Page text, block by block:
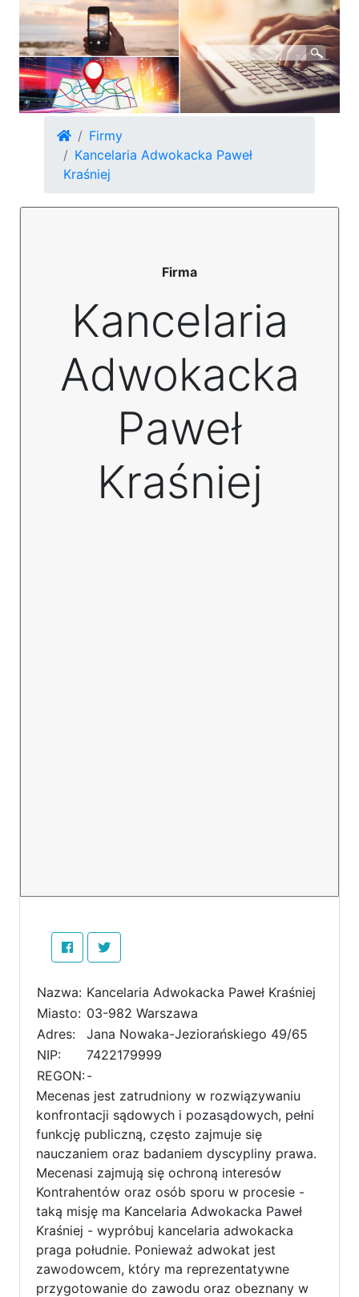
Firmy
Kancelaria Adwokacka Paweł
Kraśniej
Firma
Kancelaria
Adwokacka
Paweł
Kraśniej
Nazwa: Kancelaria Adwokacka Paweł Kraśniej
Miasto: 03-982 Warszawa
Adres:
Jana Nowaka-Jeziorańskiego 49/65
NIP:
7422179999
REGON:-
Mecenas jest zatrudniony w rozwiązywaniu
konfrontacji sądowych i pozasądowych, pełni
funkcję publiczną, często zajmuje się
nauczaniem oraz badaniem dyscypliny prawa.
Mecenasi zajmują się ochroną interesów
Kontrahentów oraz osób sporu w procesie -
taką misję ma Kancelaria Adwokacka Paweł
Kraśniej - wypróbuj kancelaria adwokacka
praga południe. Ponieważ adwokat jest
zawodowcem, który ma reprezentatywne
przygotowanie do zawodu oraz obeznany w